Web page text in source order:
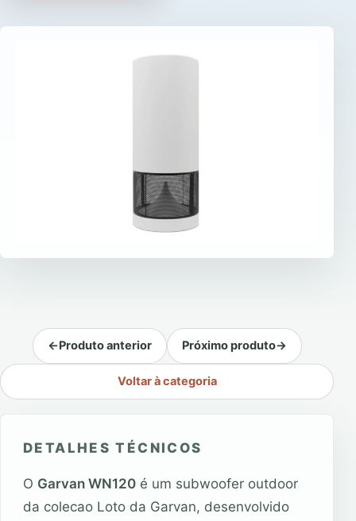
←Produto anterior
Voltar à categoria
Próximo produto→
DETALHES TÉCNICOS
O Garvan WN120 é um subwoofer outdoor
da colecao Loto da Garvan, desenvolvido